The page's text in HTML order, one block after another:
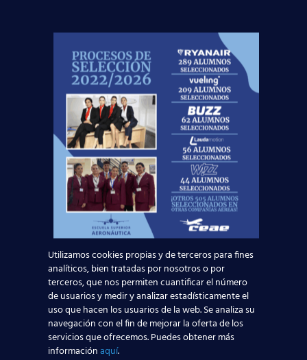
¡Te esperamos!
Noticias Relacionadas
Mapa de la aviación global 2025: las rutas más
transitadas y los países con más pasajeros
Leer más
Madrid-Barajas supera los 6 millones de
pasajeros junio: qué significa para quienes
quieren ser TCP
Utilizamos cookies propias y de terceros para fines
analíticos, bien tratadas por nosotros o por
terceros, que nos permiten cuantificar el número
de usuarios y medir y analizar estadísticamente el
uso que hacen los usuarios de la web. Se analiza su
navegación con el fin de mejorar la oferta de los
servicios que ofrecemos. Puedes obtener más
informaciónaquí.